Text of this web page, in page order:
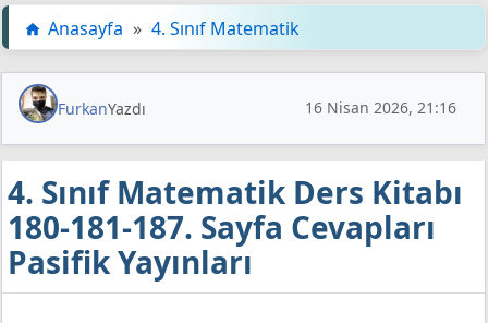
Anasayfa » 4. Sınıf Matematik
FurkanYazdı 16 Nisan 2026, 21:16
4. Sınıf Matematik Ders Kitabı
180-181-187. Sayfa Cevapları
Pasifik Yayınları